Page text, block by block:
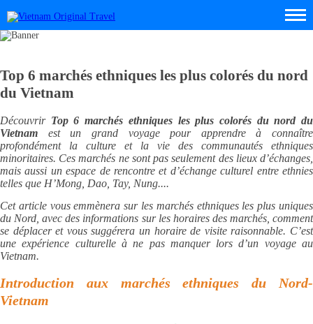
Top 6 marchés ethniques les plus colorés du nord
du Vietnam
Découvrir Top 6 marchés ethniques les plus colorés du nord du
Vietnam est un grand voyage pour apprendre à connaître
profondément la culture et la vie des communautés ethniques
minoritaires. Ces marchés ne sont pas seulement des lieux d’échanges,
mais aussi un espace de rencontre et d’échange culturel entre ethnies
telles que H’Mong, Dao, Tay, Nung....
Cet article vous emmènera sur les marchés ethniques les plus uniques
du Nord, avec des informations sur les horaires des marchés, comment
se déplacer et vous suggérera un horaire de visite raisonnable. C’est
une expérience culturelle à ne pas manquer lors d’un voyage au
Vietnam.
Introduction aux marchés ethniques du Nord-
Vietnam